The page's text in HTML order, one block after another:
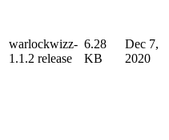
warlockwizz-
1.1.2 release
6.28
KB
Dec 7,
2020